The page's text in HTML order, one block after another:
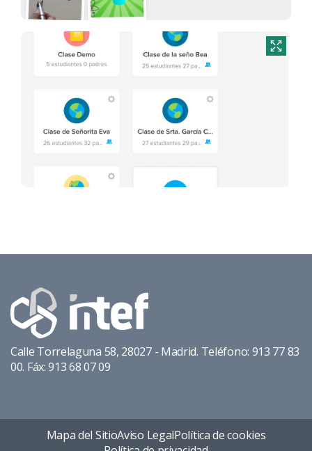
Calle Torrelaguna 58, 28027 - Madrid. Teléfono: 913 77 83
00. Fáx: 913 68 07 09
Mapa del SitioAviso LegalPolítica de cookies